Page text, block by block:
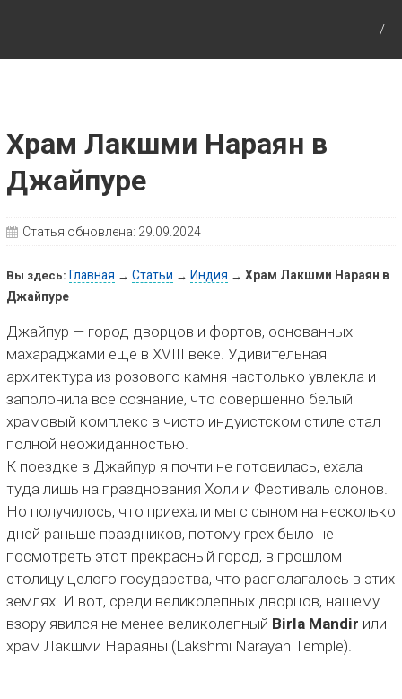
Храм Лакшми Нараян в
Джайпуре
Статья обновлена: 29.09.2024
Вы здесь: Главная → Статьи → Индия → Храм Лакшми Нараян в
Джайпуре
Джайпур — город дворцов и фортов, основанных
махараджами еще в XVIII веке. Удивительная
архитектура из розового камня настолько увлекла и
заполонила все сознание, что совершенно белый
храмовый комплекс в чисто индуистском стиле стал
полной неожиданностью.
К поездке в Джайпур я почти не готовилась, ехала
туда лишь на празднования Холи и Фестиваль слонов.
Но получилось, что приехали мы с сыном на несколько
дней раньше праздников, потому грех было не
посмотреть этот прекрасный город, в прошлом
столицу целого государства, что располагалось в этих
землях. И вот, среди великолепных дворцов, нашему
взору явился не менее великолепный Birla Mandir или
храм Лакшми Нараяны (Lakshmi Narayan Temple).